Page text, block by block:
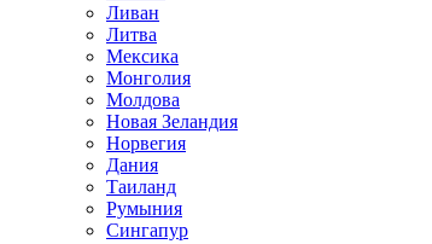
Ливан
Литва
Мексика
Монголия
Молдова
Новая Зеландия
Норвегия
Дания
Таиланд
Румыния
Сингапур